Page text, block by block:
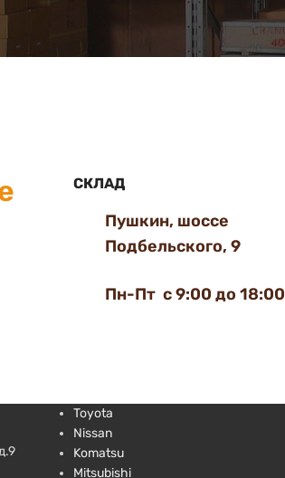
СКЛАД
Пушкин, шоссе
Подбельского, 9
Пн-Пт с 9:00 до 18:00
Toyota
Nissan
Komatsu
Mitsubishi